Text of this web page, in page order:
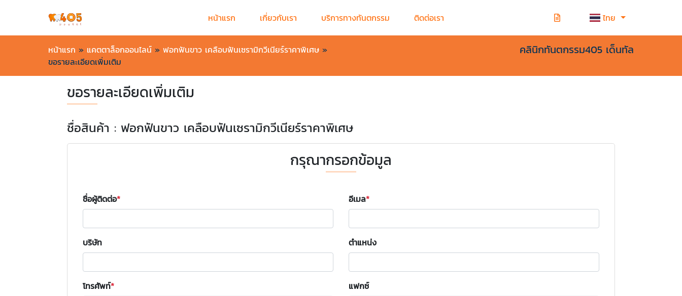
หน้าแรก เกี่ยวกับเรา บริการทางทันตกรรม ติดต่อเรา ไทย
หน้าแรก » แคตตาล็อกออนไลน์ » ฟอกฟันขาว เคลือบฟันเซรามิกวีเนียร์ราคาพิเศษ »
ขอรายละเอียดเพิ่มเติม
คลินิกทันตกรรม405 เด็นทัล
ขอรายละเอียดเพิ่มเติม
ชื่อสินค้า : ฟอกฟันขาว เคลือบฟันเซรามิกวีเนียร์ราคาพิเศษ
กรุณากรอกข้อมูล
ชื่อผู้ติดต่อ อีเมล
บริษัท ตำแหน่ง
โทรศัพท์ แฟกซ์